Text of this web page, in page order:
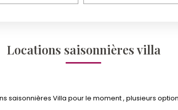
Locations saisonnières villa
Villa pour le moment , plusieurs